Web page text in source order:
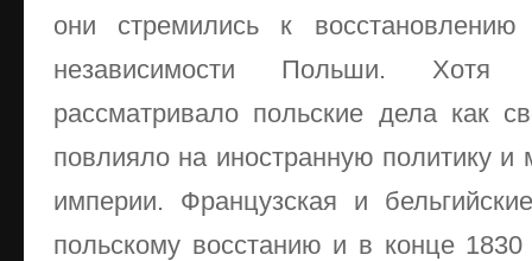
они стремились к восстановлению
независимости Польши. Хотя
рассматривало польские дела как
повлияло на иностранную политику
империи. Французская и
польскому восстанию и в конце